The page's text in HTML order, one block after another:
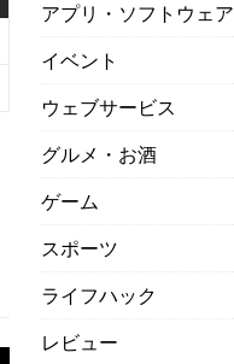
アプリ・ソフトウェア
イベント
ウェブサービス
グルメ・お酒
ゲーム
スポーツ
ライフハック
レビュー